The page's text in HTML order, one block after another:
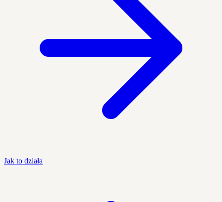
Jak to działa